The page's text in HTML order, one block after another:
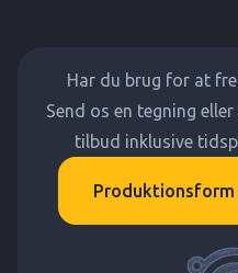
Har du brug for at
Send os en tegning
tilbud inklusive
Produktionsform